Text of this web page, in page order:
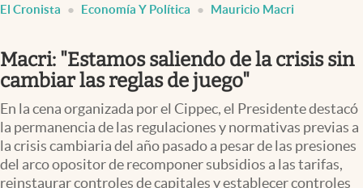
Uruguay
Finanzas y Mercados
Negocios
Columnistas
Otras secciones
Apertura
El Cronista Economía Y Política Mauricio Macri
Macri: "Estamos saliendo de la crisis sin
cambiar las reglas de juego"
En la cena organizada por el Cippec, el Presidente destacó
la permanencia de las regulaciones y normativas previas a
la crisis cambiaria del año pasado a pesar de las presiones
del arco opositor de recomponer subsidios a las tarifas,
reinstaurar controles de capitales y establecer controles